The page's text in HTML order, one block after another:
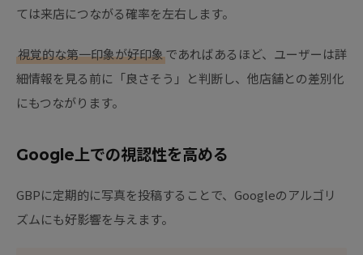
ては来店につながる確率を左右します。
視覚的な第一印象が好印象であればあるほど、ユーザーは詳
細情報を見る前に「良さそう」と判断し、他店舗との差別化
にもつながります。
Google上での視認性を高める
GBPに定期的に写真を投稿することで、Googleのアルゴリ
ズムにも好影響を与えます。